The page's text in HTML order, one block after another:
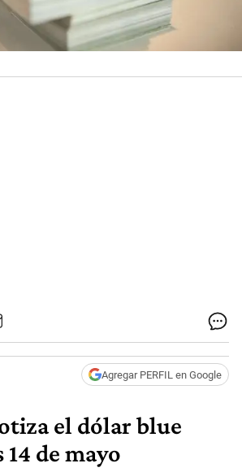
Agregar PERFIL en Google
el dólar blue
de mayo